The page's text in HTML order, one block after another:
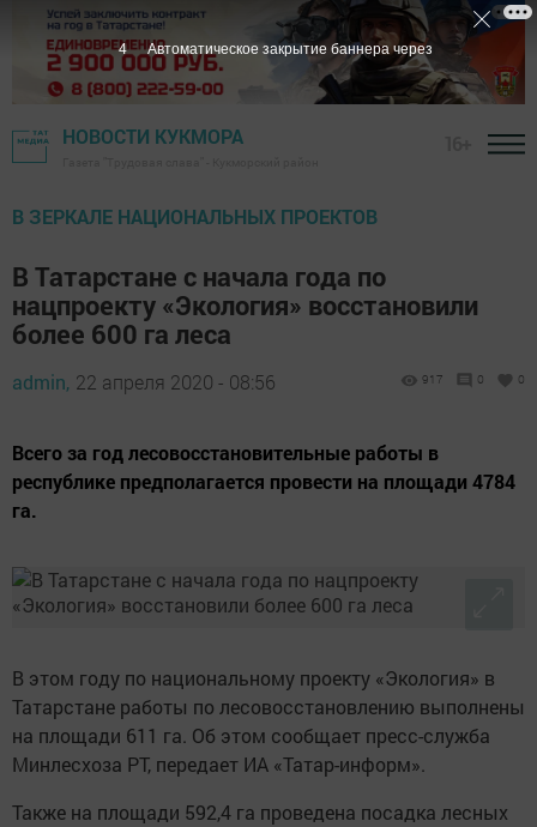
НОВОСТИ КУКМОРА
В ЗЕРКАЛЕ НАЦИОНАЛЬНЫХ ПРОЕКТОВ
В Татарстане с начала года по
нацпроекту «Экология» восстановили
более 600 га леса
admin, 22 апреля 2020 - 08:56 917 0 0
Всего за год лесовосстановительные работы в
республике предполагается провести на площади 4784
га.
В этом году по национальному проекту «Экология» в
Татарстане работы по лесовосстановлению выполнены
на площади 611 га. Об этом сообщает пресс-служба
Минлесхоза РТ, передает ИА «Татар-информ».
Также на площади 592,4 га проведена посадка лесных
3 Автоматическое закрытие баннера через